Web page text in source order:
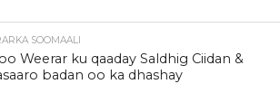
SOOMAALI
Weerar ku qaaday Saldhig Ciidan &
badan oo ka dhashay